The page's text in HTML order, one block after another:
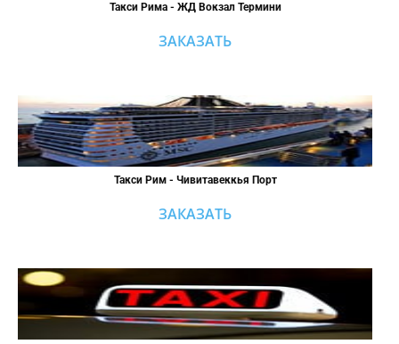
Такси Рима - ЖД Вокзал Термини
ЗАКАЗАТЬ
Такси Рим - Чивитавеккья Порт
ЗАКАЗАТЬ